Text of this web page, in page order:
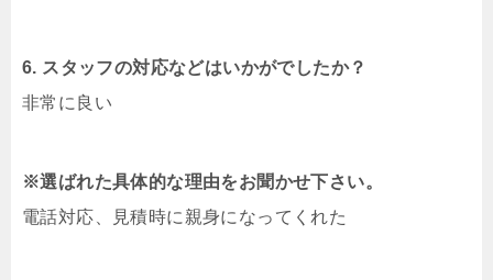
6. スタッフの対応などはいかがでしたか？
非常に良い
※選ばれた具体的な理由をお聞かせ下さい。
電話対応、見積時に親身になってくれた